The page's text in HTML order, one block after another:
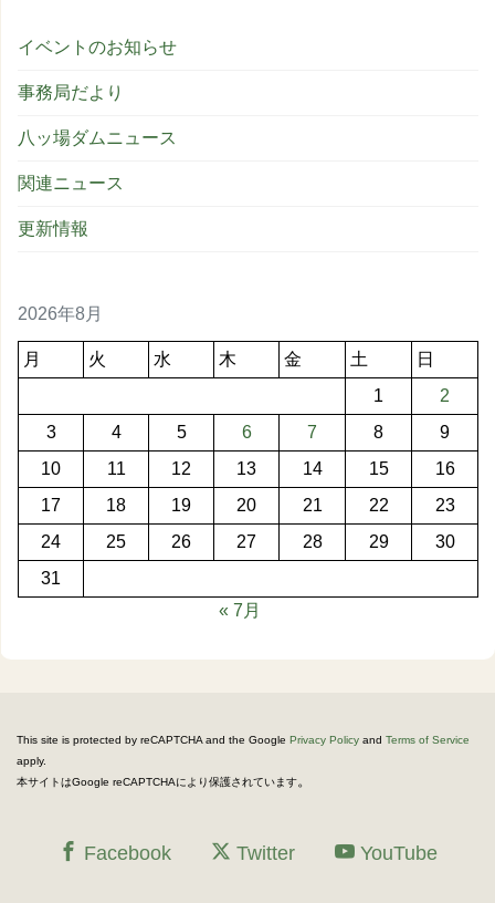
イベントのお知らせ
事務局だより
八ッ場ダムニュース
関連ニュース
更新情報
2026年8月
月 火 水 木 金 土
日
1
2
3
4 5 6 7 8
9
10
11 12 13 14 15
16
17
18 19 20 21 22
23
24
25 26 27 28 29
30
31
« 7月
This site is protected by reCAPTCHA and the Google Privacy Policy and Terms of Service
apply.
本サイトはGoogle reCAPTCHAにより保護されています。
Facebook Twitter YouTube